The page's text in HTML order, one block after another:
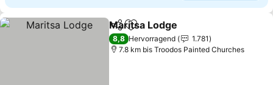
TeilenZu Favoriten hinzufügen
Maritsa Lodge
8,8 Hervorragend
1.781
7.8 km bis Troodos Painted Churches